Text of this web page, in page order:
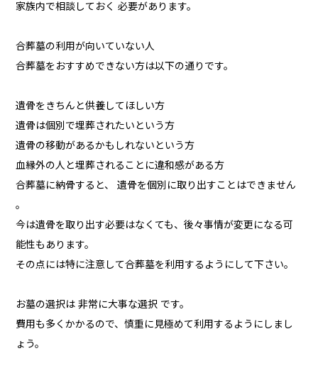
家族内で相談しておく 必要があります。
合葬墓の利用が向いていない人
合葬墓をおすすめできない方は以下の通りです。
遺骨をきちんと供養してほしい方
遺骨は個別で埋葬されたいという方
遺骨の移動があるかもしれないという方
血縁外の人と埋葬されることに違和感がある方
合葬墓に納骨すると、 遺骨を個別に取り出すことはできません
。
今は遺骨を取り出す必要はなくても、後々事情が変更になる可
能性もあります。
その点には特に注意して合葬墓を利用するようにして下さい。
お墓の選択は 非常に大事な選択 です。
費用も多くかかるので、慎重に見極めて利用するようにしまし
ょう。